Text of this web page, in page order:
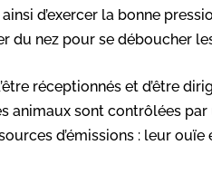
d’exercer la bonne
du nez pour se déboucher
réceptionnés et d’être
animaux sont contrôlées par
d’émissions : leur ouïe